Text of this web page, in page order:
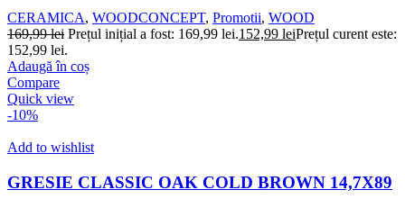
CERAMICA, WOODCONCEPT, Promotii, WOOD
169,99lei Prețul inițial a fost: 169,99 lei.152,99 leiPrețul curent este:
152,99 lei.
Adaugă în coș
Compare
Quick view
-10%
Add to wishlist
GRESIE CLASSIC OAK COLD BROWN 14,7X89